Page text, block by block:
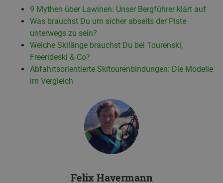
9 Mythen über Lawinen: Unser Bergführer klärt auf
Was brauchst Du um sicher abseits der Piste
unterwegs zu sein?
Welche Skilänge brauchst Du bei Tourenski,
Freerideski & Co?
Abfahrtsorientierte Skitourenbindungen: Die Modelle
im Vergleich
Felix Havermann